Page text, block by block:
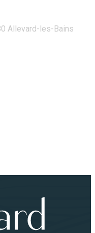
Allevard-les-Bains